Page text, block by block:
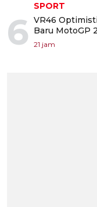
6
SPORT
VR46
Baru MotoGP
21 jam